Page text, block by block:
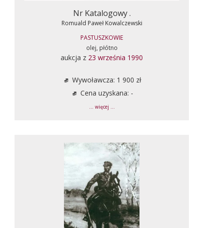
Nr Katalogowy .
Romuald Paweł Kowalczewski
PASTUSZKOWIE
olej, płótno
aukcja z 23 września 1990
Wywoławcza: 1 900 zł
Cena uzyskana: -
... więcej ...